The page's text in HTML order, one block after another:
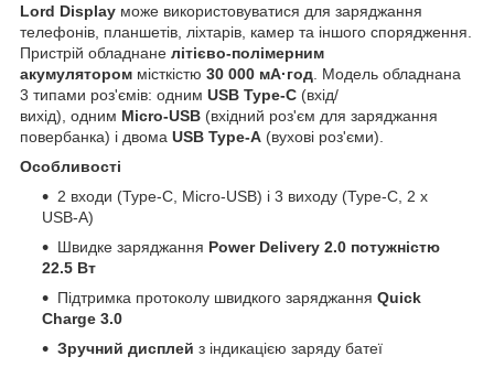
Lord Display може використовуватися для заряджання
телефонів, планшетів, ліхтарів, камер та іншого спорядження.
Пристрій обладнане літієво-полімерним
акумулятором місткістю 30 000 мА·год . Модель обладнана
3 типами роз'ємів: одним USB Type-C (вхід/
вихід), одним Micro-USB (вхідний роз'єм для заряджання
повербанка) і двома USB Type-A (вухові роз'єми).
Особливості
2 входи (Type-C, Micro-USB) і 3 виходу (Type-C, 2 x
USB-A)
Швидке заряджання Power Delivery 2.0 потужністю
22.5 Вт
Підтримка протоколу швидкого заряджання Quick
Charge 3.0
Зручний дисплей з індикацією заряду батеї